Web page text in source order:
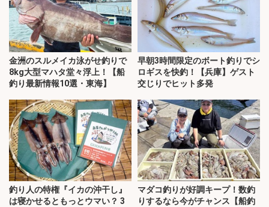
金洲のスルメイカ泳がせ釣りで
8kg大型マハタ堂々浮上！【船
釣り最新情報10選・東海】
早朝3時間限定のボート釣りでシ
ロギスを快釣！【兵庫】ゲスト
交じりでヒット多発
釣り人の特権『イカの沖干し』
は寝かせるともっとウマい？ 3
マダコ釣りが好調キープ！数釣
りするなら今がチャンス【船釣